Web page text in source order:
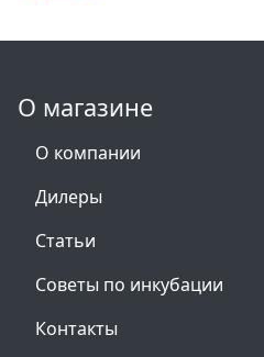
О магазине
О компании
Дилеры
Статьи
Советы по инкубации
Контакты